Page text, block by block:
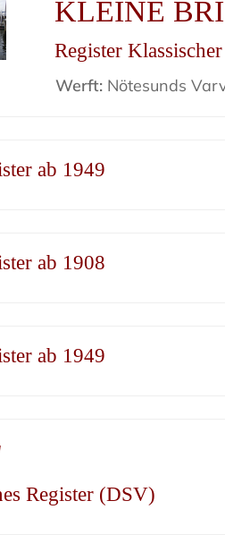
KLEINE
Register
Werft: Nötesunds
ab 1949
ab 1908
ab 1949
Register (DSV)